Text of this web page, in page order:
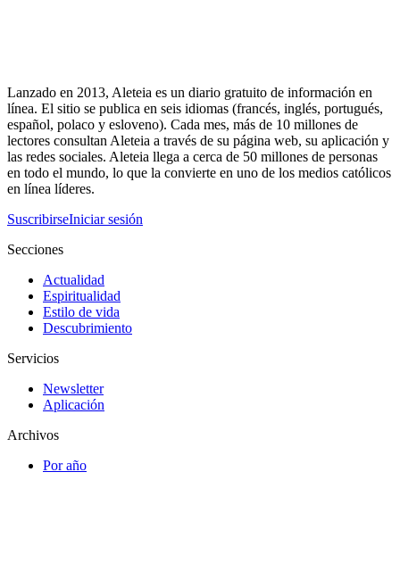
Lanzado en 2013, Aleteia es un diario gratuito de información en
línea. El sitio se publica en seis idiomas (francés, inglés, portugués,
español, polaco y esloveno). Cada mes, más de 10 millones de
lectores consultan Aleteia a través de su página web, su aplicación y
las redes sociales. Aleteia llega a cerca de 50 millones de personas
en todo el mundo, lo que la convierte en uno de los medios católicos
en línea líderes.
SuscribirseIniciar sesión
Secciones
Actualidad
Espiritualidad
Estilo de vida
Descubrimiento
Servicios
Newsletter
Aplicación
Archivos
Por año